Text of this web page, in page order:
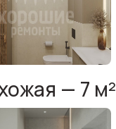
— 7 м²